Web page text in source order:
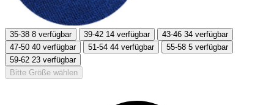
35-38 8 verfügbar 39-42 14 verfügbar 43-46 34 verfügbar
47-50 40 verfügbar 51-54 44 verfügbar 55-58 5 verfügbar
59-62 23 verfügbar
Bitte Größe wählen